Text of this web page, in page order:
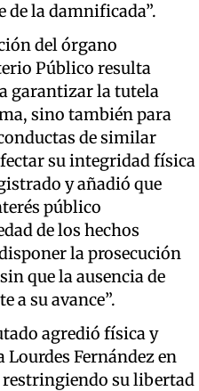
de la damnificada”.
del órgano
Público resulta
garantizar la tutela
sino también para
de similar
su integridad física
y añadió que
público
de los hechos
la prosecución
que la ausencia de
a su avance”.
agredió física y
Fernández en
su libertad